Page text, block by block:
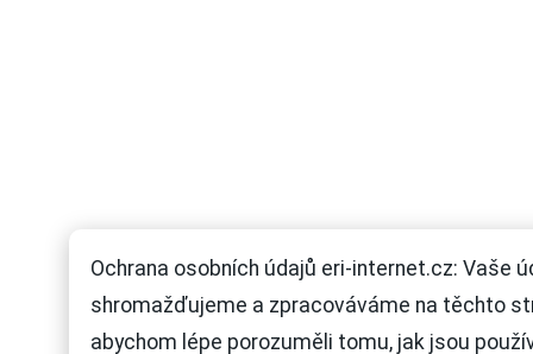
Ochrana osobních údajů eri-internet.cz: Vaše
shromažďujeme a zpracováváme na těchto
abychom lépe porozuměli tomu, jak jsou